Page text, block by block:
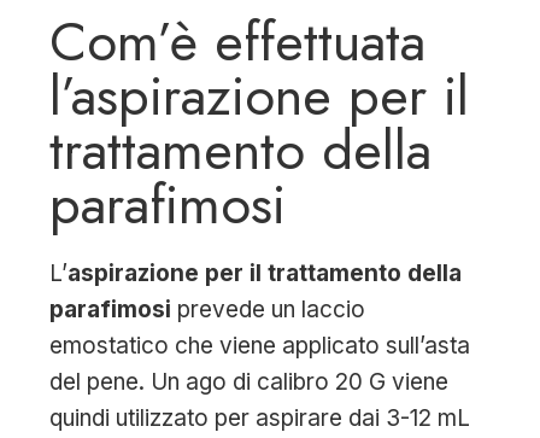
Com’è effettuata
l’aspirazione per il
trattamento della
parafimosi
L’aspirazione per il trattamento della
parafimosi prevede un laccio
emostatico che viene applicato sull’asta
del pene. Un ago di calibro 20 G viene
quindi utilizzato per aspirare dai 3-12 mL